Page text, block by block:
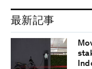
最新記事